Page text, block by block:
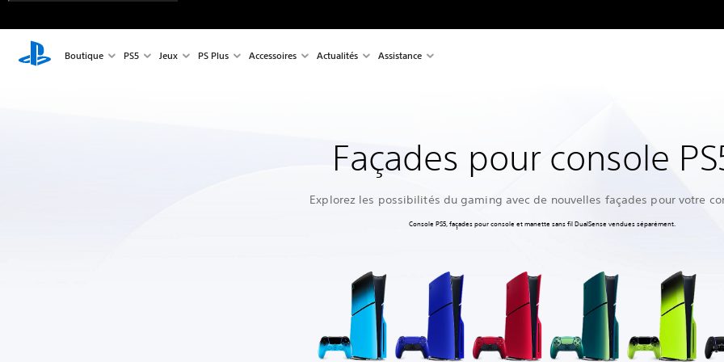
Boutique PS5 Jeux PS Plus Accessoires Actualités Assistance
Façades pour console
Explorez les possibilités du gaming avec de nouvelles façades pour votre
Console PS5, façades pour console et manette sans fil DualSense vendues séparément.